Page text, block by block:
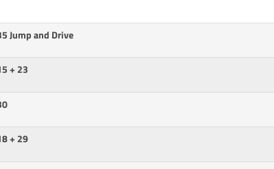
Jump and Drive
+ 23
+ 29